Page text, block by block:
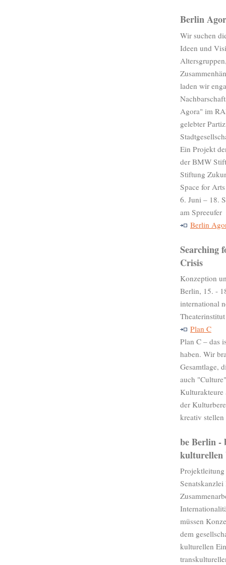
Berlin
Wir suchen
Ideen und
laden wir
Agora" im
gelebter
Ein Projekt
der BMW
Stiftung
Space for
6. Juni – 18.
am Spreeufer
Berlin
Searching
Crisis
Konzeption
Berlin, 15. -
international
Plan C
Plan C – das
haben. Wir
Gesamtlage,
auch
Kulturakteure
der
kreativ
be Berlin -
kulturellen
müssen
dem
kulturellen